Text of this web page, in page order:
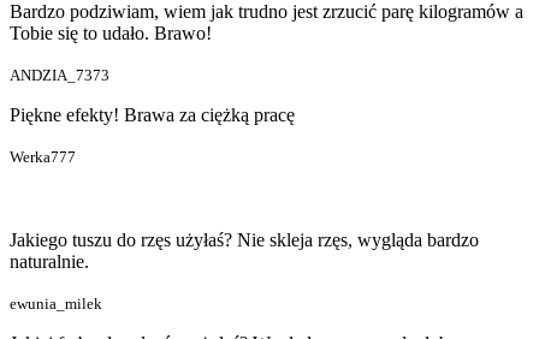
Bardzo podziwiam, wiem jak trudno jest zrzucić parę kilogramów a
Tobie się to udało. Brawo!
ANDZIA_7373
Piękne efekty! Brawa za ciężką pracę
Werka777
Jakiego tuszu do rzęs użyłaś? Nie skleja rzęs, wygląda bardzo
naturalnie.
ewunia_milek